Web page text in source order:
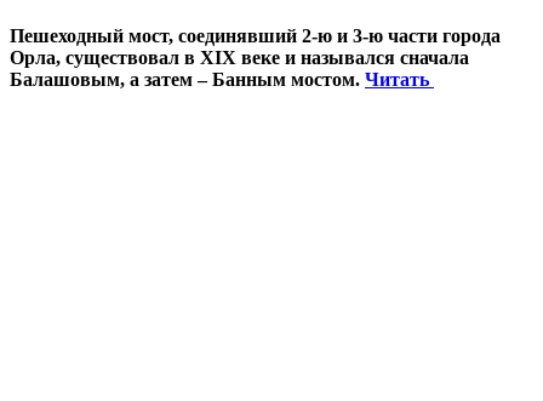
Пешеходный мост, соединявший 2-ю и 3-ю части города
Орла, существовал в XIX веке и назывался сначала
Балашовым, а затем – Банным мостом. Читать